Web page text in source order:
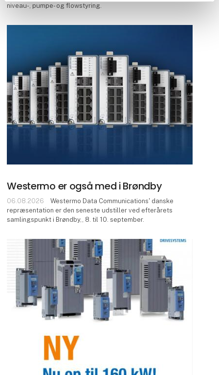
niveau-, pumpe- og flowstyring.
Westermo er også med i Brøndby
06.08.2026
Westermo Data Communications' danske
repræsentation er den seneste udstiller ved efterårets
samlingspunkt i Brøndby,, 8. til 10. september.